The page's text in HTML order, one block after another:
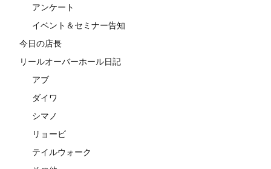
アンケート
イベント＆セミナー告知
今日の店長
リールオーバーホール日記
アブ
ダイワ
シマノ
リョービ
テイルウォーク